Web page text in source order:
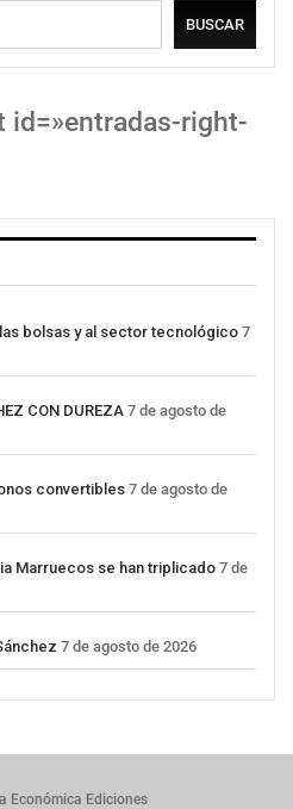
BUSCAR
id=»entradas-right-
bolsas y al sector tecnológico 7
CON DUREZA 7 de agosto de
convertibles 7 de agosto de
Marruecos se han triplicado 7 de
7 de agosto de 2026
Económica Ediciones